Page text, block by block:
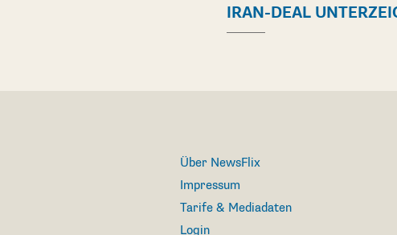
IRAN-DEAL
Über NewsFlix
Impressum
Tarife & Mediadaten
Login